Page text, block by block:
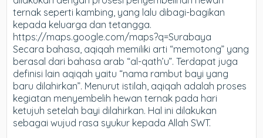
ternak seperti kambing, yang lalu dibagi-bagikan
kepada keluarga dan tetangga.
https://maps.google.com/maps?q=Surabaya
Secara bahasa, aqiqah memiliki arti “memotong” yang
berasal dari bahasa arab “al-qath’u”. Terdapat juga
definisi lain aqiqah yaitu “nama rambut bayi yang
baru dilahirkan”. Menurut istilah, aqiqah adalah proses
kegiatan menyembelih hewan ternak pada hari
ketujuh setelah bayi dilahirkan. Hal ini dilakukan
sebagai wujud rasa syukur kepada Allah SWT.